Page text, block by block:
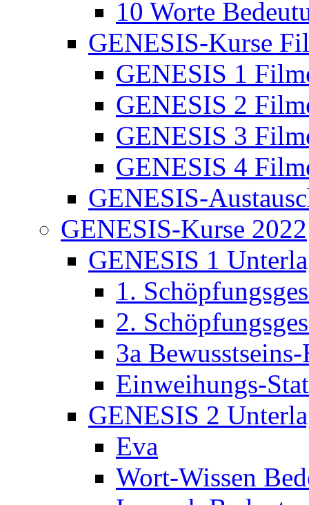
10 Worte
GENESIS-Kurse
GENESIS 1
GENESIS 2
GENESIS 3
GENESIS 4
GENESIS-
GENESIS-Kurse 2022
GENESIS 1
1.
2.
3a
Einweihungs-
GENESIS 2
Eva
Wort-Wissen